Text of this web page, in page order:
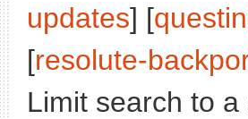
updates] [
[resolute-
Limit search to